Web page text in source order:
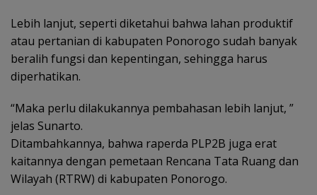
Lebih lanjut, seperti diketahui bahwa lahan produktif
atau pertanian di kabupaten Ponorogo sudah banyak
beralih fungsi dan kepentingan, sehingga harus
diperhatikan.
“Maka perlu dilakukannya pembahasan lebih lanjut, ”
jelas Sunarto.
Ditambahkannya, bahwa raperda PLP2B juga erat
kaitannya dengan pemetaan Rencana Tata Ruang dan
Wilayah (RTRW) di kabupaten Ponorogo.